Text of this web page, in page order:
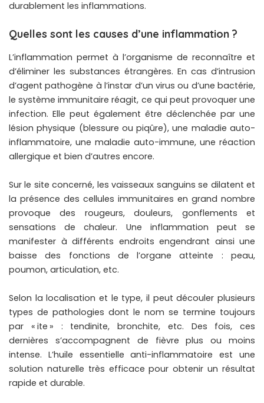
durablement les inflammations.
Quelles sont les causes d’une inflammation ?
L’inflammation permet à l’organisme de reconnaître et
d’éliminer les substances étrangères. En cas d’intrusion
d’agent pathogène à l’instar d’un virus ou d’une bactérie,
le système immunitaire réagit, ce qui peut provoquer une
infection. Elle peut également être déclenchée par une
lésion physique (blessure ou piqûre), une maladie auto-
inflammatoire, une maladie auto-immune, une réaction
allergique et bien d’autres encore.
Sur le site concerné, les vaisseaux sanguins se dilatent et
la présence des cellules immunitaires en grand nombre
provoque des rougeurs, douleurs, gonflements et
sensations de chaleur. Une inflammation peut se
manifester à différents endroits engendrant ainsi une
baisse des fonctions de l’organe atteinte : peau,
poumon, articulation, etc.
Selon la localisation et le type, il peut découler plusieurs
types de pathologies dont le nom se termine toujours
par « ite » : tendinite, bronchite, etc. Des fois, ces
dernières s’accompagnent de fièvre plus ou moins
intense. L’huile essentielle anti-inflammatoire est une
solution naturelle très efficace pour obtenir un résultat
rapide et durable.